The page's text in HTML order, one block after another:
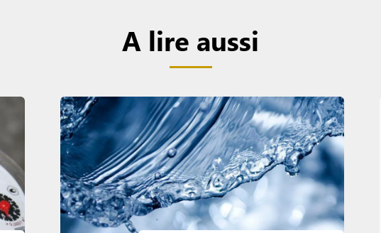
A lire aussi